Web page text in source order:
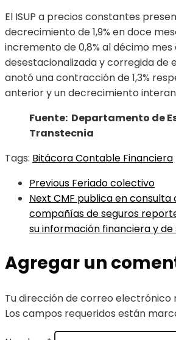
El ISUP a precios constantes
decrecimiento de 1,9% en doce
incremento de 0,8% al décimo mes
desestacionalizada y corregida de
anotó una contracción de 1,3%
anterior y un decrecimiento
Fuente: Departamento de
Transtecnia
Tags: Bitácora Contable Financiera
Previous Feriado colectivo
Next CMF publica en
compañías de seguros
su información financiera y de
Agregar un
Tu dirección de correo electrónico
Los campos requeridos están